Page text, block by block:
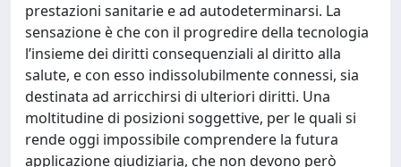
prestazioni sanitarie e ad autodeterminarsi. La
sensazione è che con il progredire della tecnologia
l’insieme dei diritti consequenziali al diritto alla
salute, e con esso indissolubilmente connessi, sia
destinata ad arricchirsi di ulteriori diritti. Una
moltitudine di posizioni soggettive, per le quali si
rende oggi impossibile comprendere la futura
applicazione giudiziaria, che non devono però